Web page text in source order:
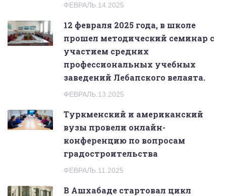
ФЕВРАЛЬ.14.2025
12 февраля 2025 года, в школе
прошел методический семинар с
участием средних
профессиональных учебных
заведений Лебапского велаята.
ФЕВРАЛЬ.13.2025
Tуркменский и американский
вузы провели онлайн-
конференцию по вопросам
градостроительства
ФЕВРАЛЬ.11.2025
В Ашхабаде стартовал цикл